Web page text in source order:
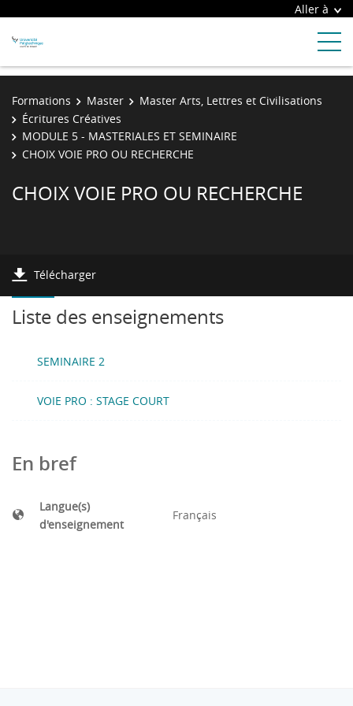
Aller à
Formations Master
Master Arts, Lettres et Civilisations
Écritures Créatives
MODULE 5 - MASTERIALES ET SEMINAIRE
CHOIX VOIE PRO OU RECHERCHE
CHOIX VOIE PRO OU RECHERCHE
Télécharger
Liste des enseignements
SEMINAIRE 2
VOIE PRO : STAGE COURT
En bref
Langue(s)
d'enseignement
Français